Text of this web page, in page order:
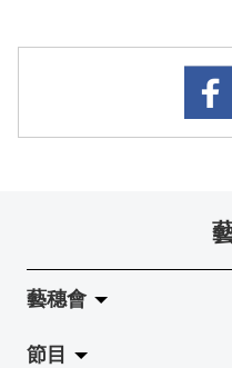
藝穗會
關於藝穗會
節目